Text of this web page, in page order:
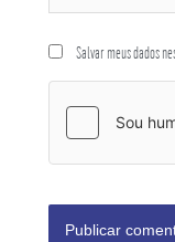
Salvar meus dados